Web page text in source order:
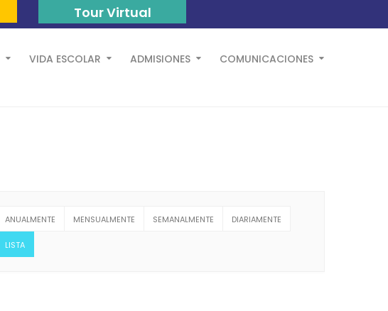
Tour Virtual
VIDA ESCOLAR ADMISIONES COMUNICACIONES
ANUALMENTE MENSUALMENTE SEMANALMENTE DIARIAMENTE
LISTA